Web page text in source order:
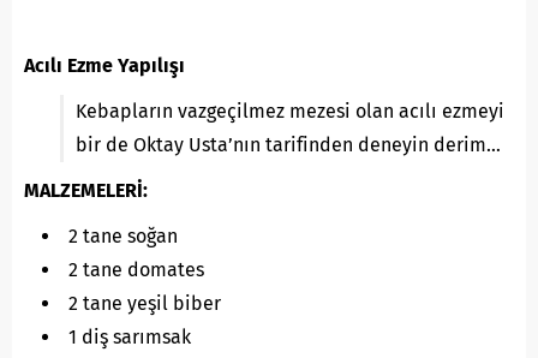
Acılı Ezme Yapılışı
Kebapların vazgeçilmez mezesi olan acılı ezmeyi
bir de Oktay Usta’nın tarifinden deneyin derim…
MALZEMELERİ:
2 tane soğan
2 tane domates
2 tane yeşil biber
1 diş sarımsak